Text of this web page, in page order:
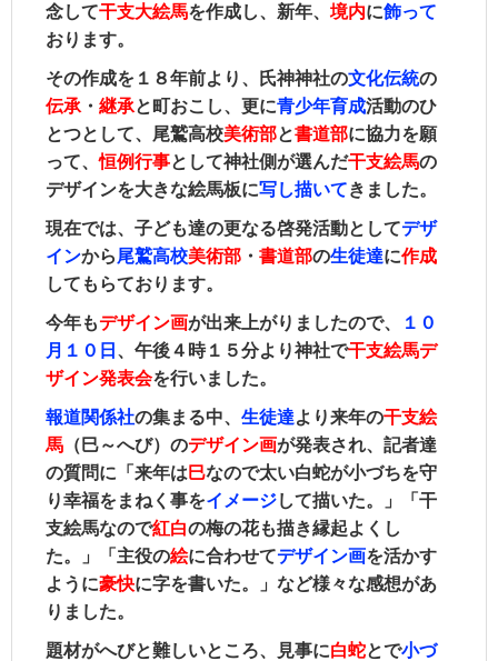
念して干支大絵馬を作成し、新年、 境内に飾って
おります。
その作成を１８年前より、氏神神社の文化伝統の
伝承 ・ 継承と町おこし、更に青少年育成活動のひ
とつとして、尾鷲高校美術部と書道部に協力を願
って、恒例行事として神社側が選んだ干支絵馬の
デザインを大きな絵馬板に写し描いてきました。
現在では、子ども達の更なる啓発活動としてデザ
インから尾鷲高校美術部 ・ 書道部の生徒達に作成
してもらております。
今年もデザイン画が出来上がりましたので、
１０
月１０日 、午後４時１５分より神社で干支絵馬デ
ザイン発表会を行いました。
報道関係社の集まる中、 生徒達より来年の干支絵
馬 （巳～へび）のデザイン画が発表され、記者達
の質問に「来年は 巳なので太い白蛇が小づちを守
り幸福をまねく事をイメージして描いた。」
「干
支絵馬なので紅白の梅の花も描き縁起よくし
た。」「主役の絵に合わせてデザイン画を活かす
ように豪快に字を書いた。」など様々な感想があ
りました。
題材がへびと難しいところ、見事に白蛇とで小づ